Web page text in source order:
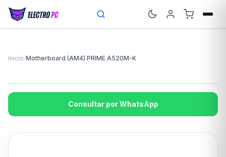
Inicio/Motherboard (AM4) PRIME A520M-K
Consultar por WhatsApp